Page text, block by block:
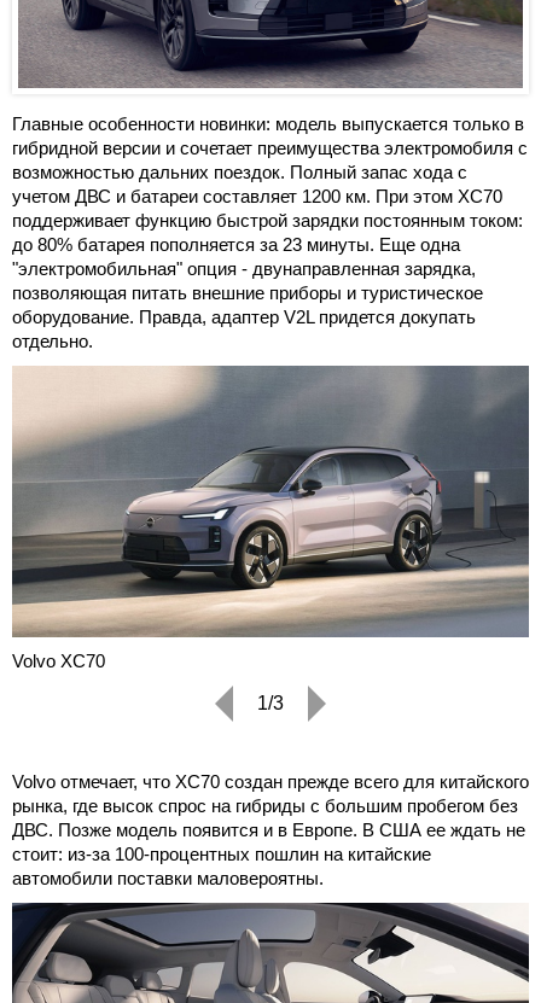
Главные особенности новинки: модель выпускается только в
гибридной версии и сочетает преимущества электромобиля с
возможностью дальних поездок. Полный запас хода с
учетом ДВС и батареи составляет 1200 км. При этом XC70
поддерживает функцию быстрой зарядки постоянным током:
до 80% батарея пополняется за 23 минуты. Еще одна
"электромобильная" опция - двунаправленная зарядка,
позволяющая питать внешние приборы и туристическое
оборудование. Правда, адаптер V2L придется докупать
отдельно.
Volvo XC70
1/3
Volvo отмечает, что XC70 создан прежде всего для китайского
рынка, где высок спрос на гибриды с большим пробегом без
ДВС. Позже модель появится и в Европе. В США ее ждать не
стоит: из-за 100-процентных пошлин на китайские
автомобили поставки маловероятны.